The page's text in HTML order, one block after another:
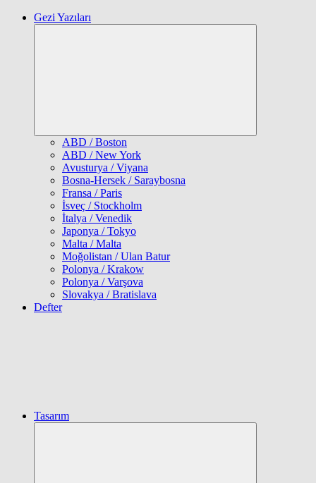
Gezi Yazıları
ABD / Boston
ABD / New York
Avusturya / Viyana
Bosna-Hersek / Saraybosna
Fransa / Paris
İsveç / Stockholm
İtalya / Venedik
Japonya / Tokyo
Malta / Malta
Moğolistan / Ulan Batur
Polonya / Krakow
Polonya / Varşova
Slovakya / Bratislava
Defter
Tasarım